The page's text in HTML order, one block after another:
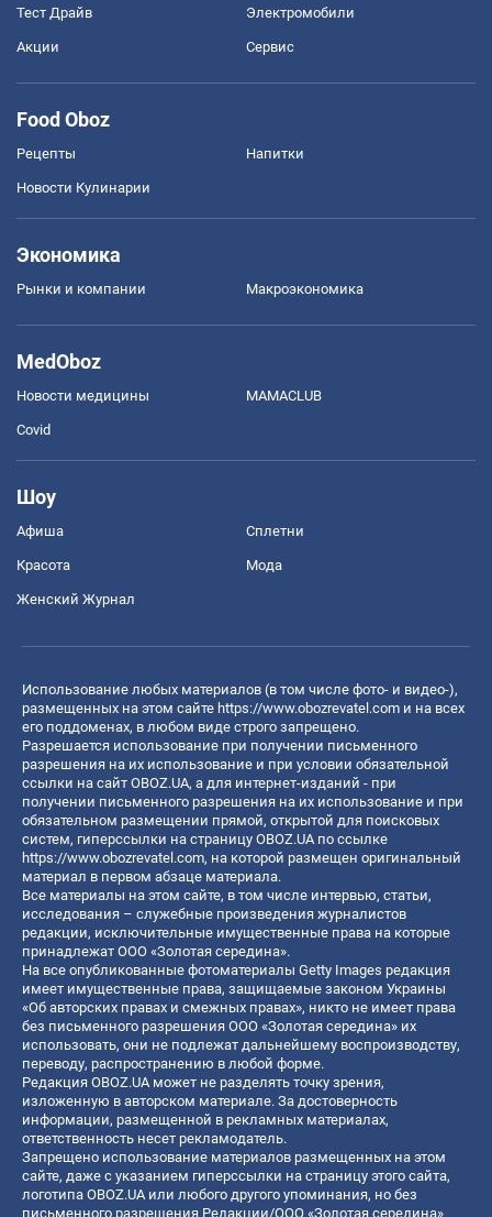
Тест Драйв Электромобили
Акции Сервис
Food Oboz
Рецепты Напитки
Новости Кулинарии
Экономика
Рынки и компании Mакроэкономика
MedOboz
Новости медицины MAMACLUB
Covid
Шоу
Афиша Сплетни
Красота Мода
Женский Журнал
Использование любых материалов (в том числе фото- и видео-),
размещенных на этом сайте https://www.obozrevatel.com и на всех
его поддоменах, в любом виде строго запрещено.
Разрешается использование при получении письменного
разрешения на их использование и при условии обязательной
ссылки на сайт OBOZ.UA, а для интернет-изданий - при
получении письменного разрешения на их использование и при
обязательном размещении прямой, открытой для поисковых
систем, гиперссылки на страницу OBOZ.UA по ссылке
https://www.obozrevatel.com, на которой размещен оригинальный
материал в первом абзаце материала.
Все материалы на этом сайте, в том числе интервью, статьи,
исследования – служебные произведения журналистов
редакции, исключительные имущественные права на которые
принадлежат ООО «Золотая середина».
На все опубликованные фотоматериалы Getty Images редакция
имеет имущественные права, защищаемые законом Украины
«Об авторских правах и смежных правах», никто не имеет права
без письменного разрешения ООО «Золотая середина» их
использовать, они не подлежат дальнейшему воспроизводству,
переводу, распространению в любой форме.
Редакция OBOZ.UA может не разделять точку зрения,
изложенную в авторском материале. За достоверность
информации, размещенной в рекламных материалах,
ответственность несет рекламодатель.
Запрещено использование материалов размещенных на этом
сайте, даже с указанием гиперссылки на страницу этого сайта,
логотипа OBOZ.UA или любого другого упоминания, но без
письменного разрешения Редакции/ООО «Золотая середина»